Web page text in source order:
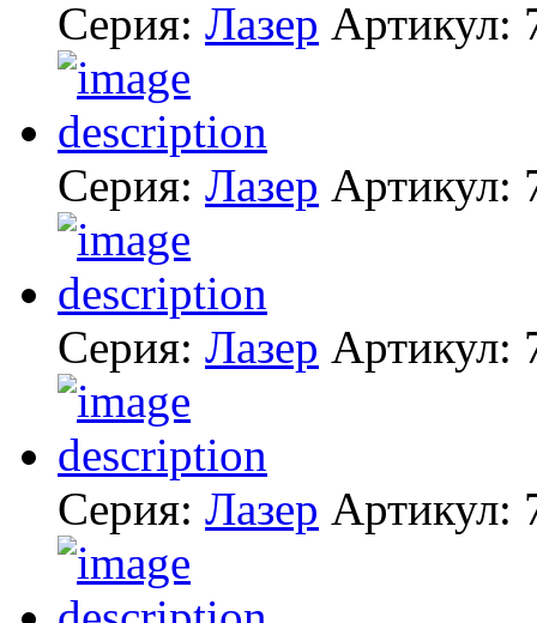
Серия: Лазер Артикул:
Серия: Лазер Артикул:
Серия: Лазер Артикул:
Серия: Лазер Артикул: